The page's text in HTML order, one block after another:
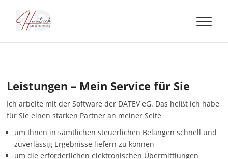
content
Horntrich
Leistungen – Mein Service für Sie
Ich arbeite mit der Software der DATEV eG. Das heißt ich habe
für Sie einen starken Partner an meiner Seite
um Ihnen in sämtlichen steuerlichen Belangen schnell und
zuverlässig Ergebnisse liefern zu können
um die erforderlichen elektronischen Übermittlungen